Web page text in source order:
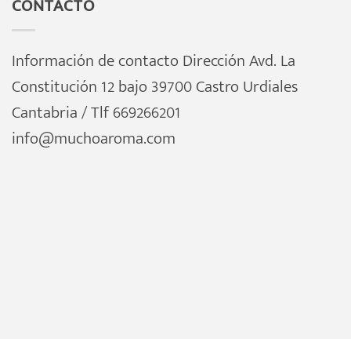
CONTACTO
Información de contacto Dirección Avd. La
Constitución 12 bajo 39700 Castro Urdiales
Cantabria / Tlf 669266201
info@muchoaroma.com